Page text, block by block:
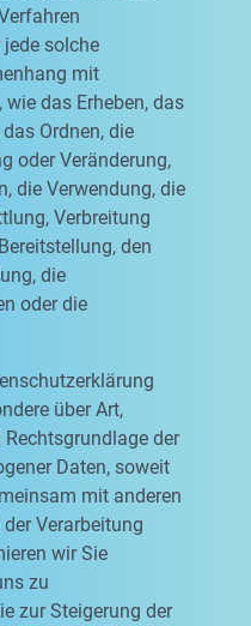
solche
mit
das Erheben, das
Ordnen, die
oder Veränderung,
die Verwendung, die
Verbreitung
den
die
oder die
über Art,
der
Daten, soweit
mit anderen
Verarbeitung
wir Sie
zu
zur Steigerung der